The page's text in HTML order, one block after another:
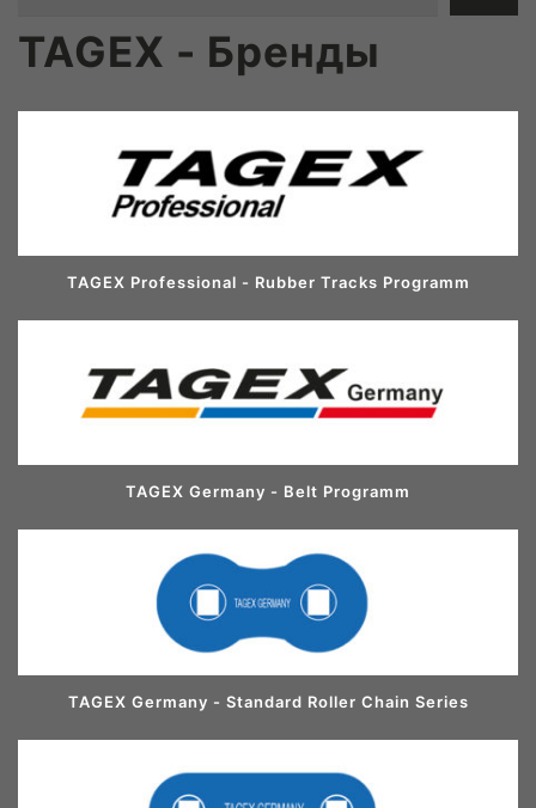
TAGEX - Бренды
TAGEX Professional - Rubber Tracks Programm
TAGEX Germany - Belt Programm
TAGEX Germany - Standard Roller Chain Series